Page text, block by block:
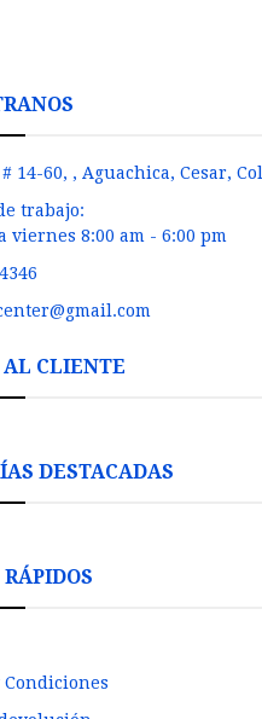
14-60, , Aguachica, Cesar,
trabajo:
viernes 8:00 am - 6:00 pm
AL CLIENTE
DESTACADAS